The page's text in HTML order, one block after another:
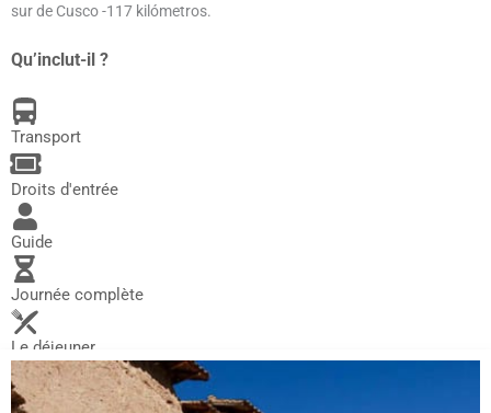
sur de Cusco -117 kilómetros.
Qu’inclut-il ?
Transport
Droits d'entrée
Guide
Journée complète
Le déjeuner